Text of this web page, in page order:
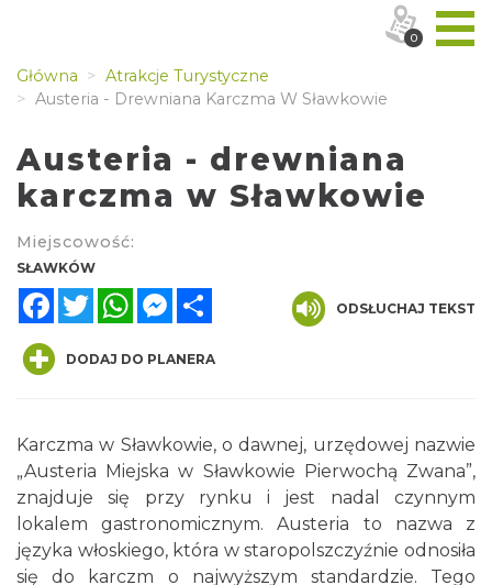
Główna
Atrakcje Turystyczne
Austeria - Drewniana Karczma W Sławkowie
Austeria - drewniana
karczma w Sławkowie
Miejscowość:
SŁAWKÓW
FacebookTwitterWhatsAppMessenger
ODSŁUCHAJ TEKST
DODAJ DO PLANERA
Karczma w Sławkowie, o dawnej, urzędowej nazwie
„Austeria Miejska w Sławkowie Pierwochą Zwana”,
znajduje się przy rynku i jest nadal czynnym
lokalem gastronomicznym. Austeria to nazwa z
języka włoskiego, która w staropolszczyźnie odnosiła
się do karczm o najwyższym standardzie. Tego
0